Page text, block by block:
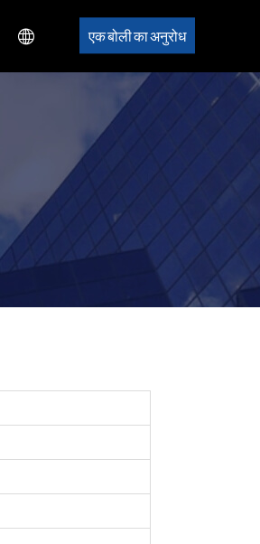
एक बोली का अनुरोध